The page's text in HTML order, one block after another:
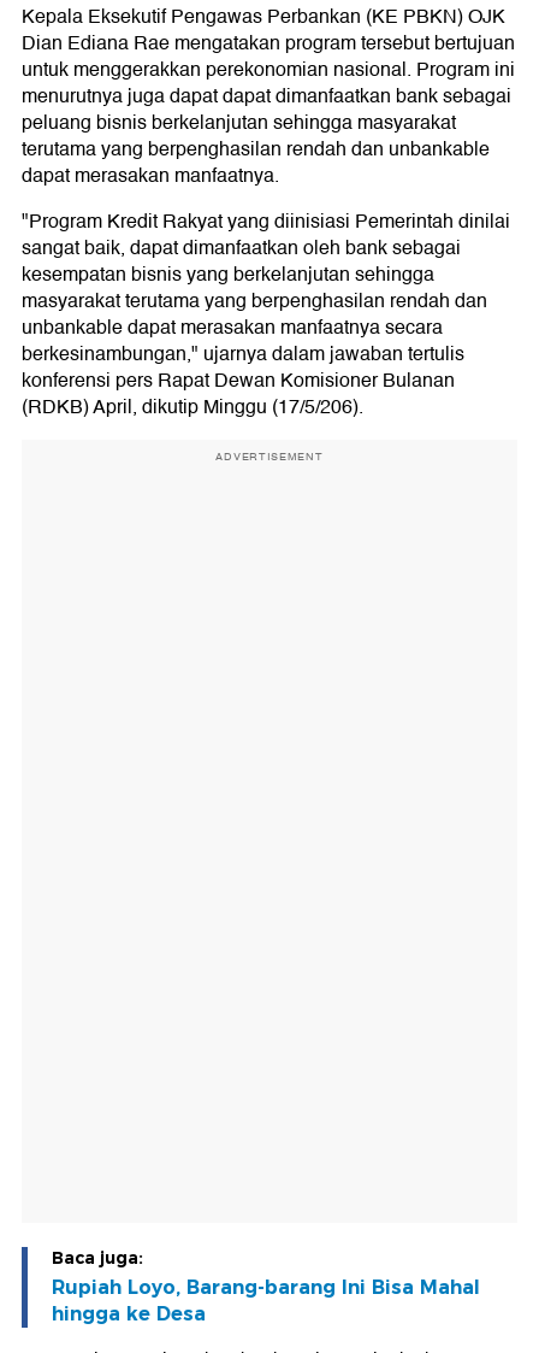
Kepala Eksekutif Pengawas Perbankan (KE PBKN) OJK
Dian Ediana Rae mengatakan program tersebut bertujuan
untuk menggerakkan perekonomian nasional. Program ini
menurutnya juga dapat dapat dimanfaatkan bank sebagai
peluang bisnis berkelanjutan sehingga masyarakat
terutama yang berpenghasilan rendah dan unbankable
dapat merasakan manfaatnya.
"Program Kredit Rakyat yang diinisiasi Pemerintah dinilai
sangat baik, dapat dimanfaatkan oleh bank sebagai
kesempatan bisnis yang berkelanjutan sehingga
masyarakat terutama yang berpenghasilan rendah dan
unbankable dapat merasakan manfaatnya secara
berkesinambungan," ujarnya dalam jawaban tertulis
konferensi pers Rapat Dewan Komisioner Bulanan
(RDKB) April, dikutip Minggu (17/5/206).
ADVERTISEMENT
Baca juga:
Rupiah Loyo, Barang-barang Ini Bisa Mahal
hingga ke Desa